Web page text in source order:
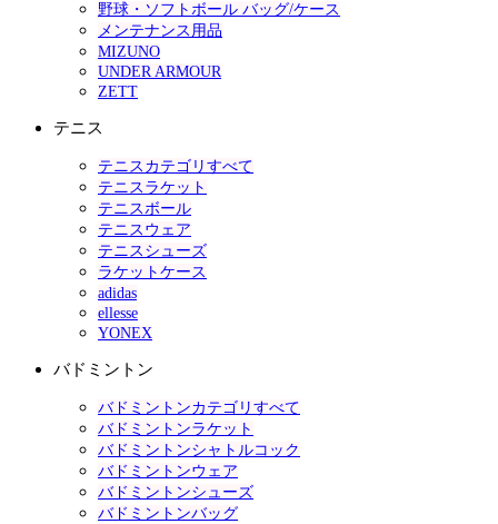
野球・ソフトボール バッグ/ケース
メンテナンス用品
MIZUNO
UNDER ARMOUR
ZETT
テニス
テニスカテゴリすべて
テニスラケット
テニスボール
テニスウェア
テニスシューズ
ラケットケース
adidas
ellesse
YONEX
バドミントン
バドミントンカテゴリすべて
バドミントンラケット
バドミントンシャトルコック
バドミントンウェア
バドミントンシューズ
バドミントンバッグ